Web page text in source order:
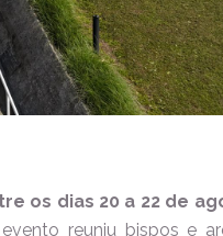
os dias 20 a 22 de
reuniu bispos e